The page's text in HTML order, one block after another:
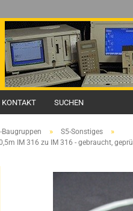
KONTAKT SUCHEN
Baugruppen » S5-Sonstiges »
IM 316 zu IM 316 - gebraucht,